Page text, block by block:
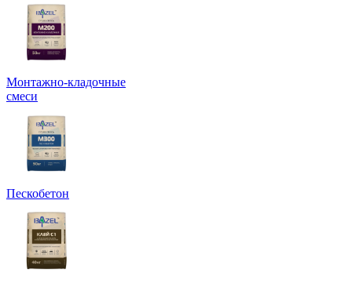
Монтажно-кладочные
смеси
Пескобетон